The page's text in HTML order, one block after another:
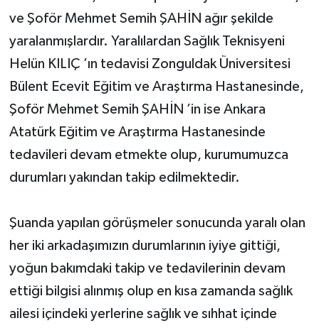
ve Şoför Mehmet Semih ŞAHİN ağır şekilde
yaralanmışlardır. Yaralılardan Sağlık Teknisyeni
Helün KILIÇ ’ın tedavisi Zonguldak Üniversitesi
Bülent Ecevit Eğitim ve Araştırma Hastanesinde,
Şoför Mehmet Semih ŞAHİN ’in ise Ankara
Atatürk Eğitim ve Araştırma Hastanesinde
tedavileri devam etmekte olup, kurumumuzca
durumları yakından takip edilmektedir.
Şuanda yapılan görüşmeler sonucunda yaralı olan
her iki arkadaşımızın durumlarının iyiye gittiği,
yoğun bakımdaki takip ve tedavilerinin devam
ettiği bilgisi alınmış olup en kısa zamanda sağlık
ailesi içindeki yerlerine sağlık ve sıhhat içinde